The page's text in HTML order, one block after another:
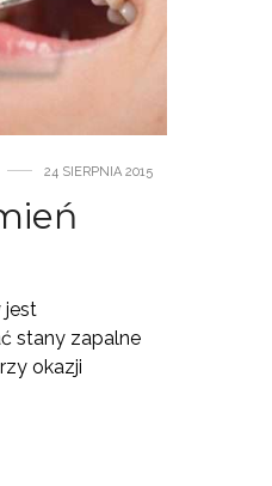
24 SIERPNIA 2015
jest
stany zapalne
okazji